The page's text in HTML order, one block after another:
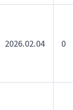
2026.02.04 0